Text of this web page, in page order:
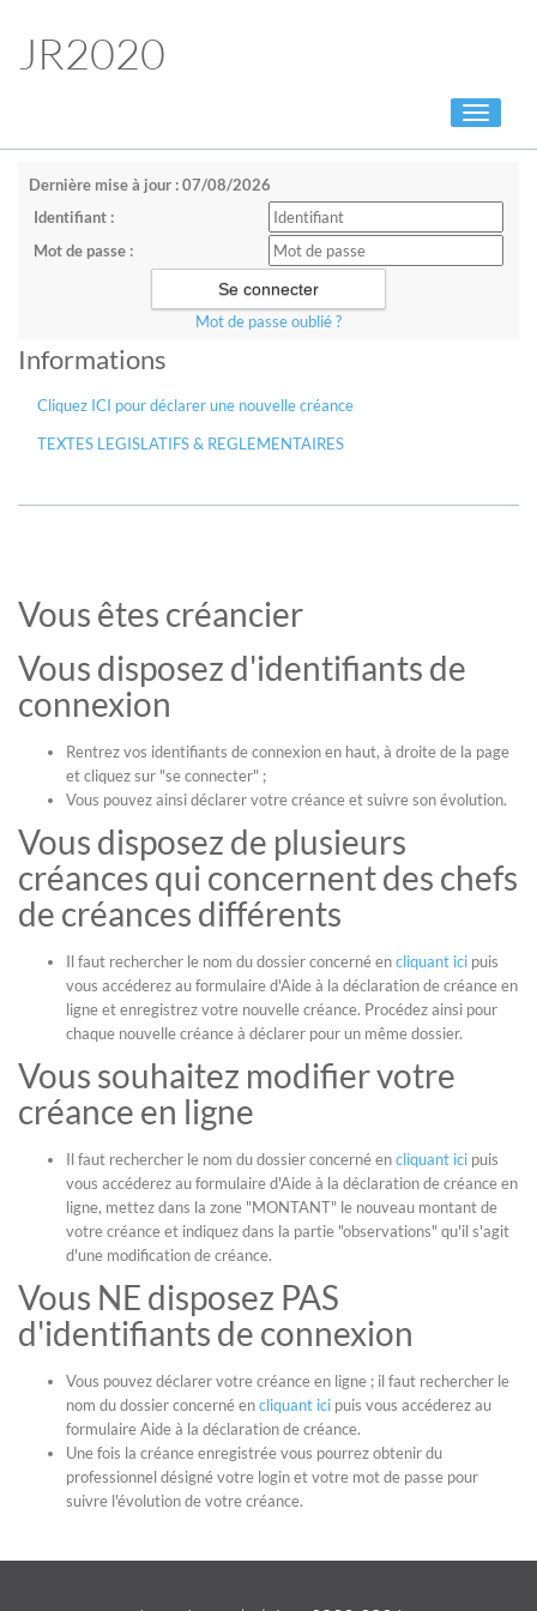
JR2020
Toggle
Dernière mise à jour : 07/08/2026
Identifiant :
Mot de passe :
Mot de passe oublié ?
Informations
Cliquez ICI pour déclarer une nouvelle créance
TEXTES LEGISLATIFS & REGLEMENTAIRES
Vous êtes créancier
Vous disposez d'identifiants de
connexion
Rentrez vos identifiants de connexion en haut, à droite de la page
et cliquez sur "se connecter" ;
Vous pouvez ainsi déclarer votre créance et suivre son évolution.
Vous disposez de plusieurs
créances qui concernent des chefs
de créances différents
Il faut rechercher le nom du dossier concerné encliquant ici puis
vous accéderez au formulaire d'Aide à la déclaration de créance en
ligne et enregistrez votre nouvelle créance. Procédez ainsi pour
chaque nouvelle créance à déclarer pour un même dossier.
Vous souhaitez modifier votre
créance en ligne
Il faut rechercher le nom du dossier concerné encliquant ici puis
vous accéderez au formulaire d'Aide à la déclaration de créance en
ligne, mettez dans la zone "MONTANT" le nouveau montant de
votre créance et indiquez dans la partie "observations" qu'il s'agit
d'une modification de créance.
Vous NE disposez PAS
d'identifiants de connexion
Vous pouvez déclarer votre créance en ligne ; il faut rechercher le
nom du dossier concerné encliquant ici puis vous accéderez au
formulaire Aide à la déclaration de créance.
Une fois la créance enregistrée vous pourrez obtenir du
professionnel désigné votre login et votre mot de passe pour
suivre l'évolution de votre créance.